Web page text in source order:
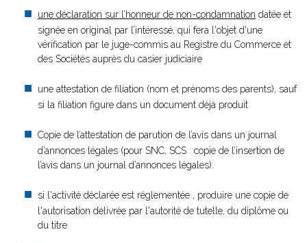
une déclaration sur l’honneur de non-condamnation datée et
signée en original par l’intéressé, qui fera l'objet d'une
vérification par le juge-commis au Registre du Commerce et
des Sociétés auprès du casier judiciaire
une attestation de filiation (nom et prénoms des parents), sauf
si la filiation figure dans un document déjà produit
Copie de l’attestation de parution de l’avis dans un journal
d’annonces légales (pour SNC, SCS : copie de l’insertion de
l’avis dans un journal d’annonces légales).
si l'activité déclarée est réglementée , produire une copie de
l'autorisation délivrée par l'autorité de tutelle, du diplôme ou
du titre